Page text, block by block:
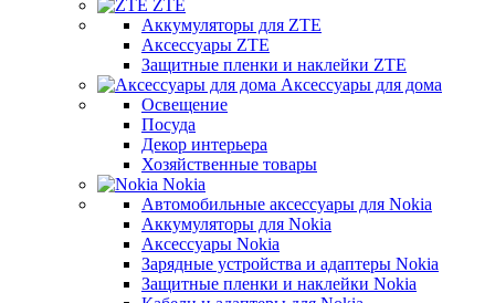
ZTE
Аккумуляторы для ZTE
Аксессуары ZTE
Защитные пленки и наклейки ZTE
Аксессуары для дома
Освещение
Посуда
Декор интерьера
Хозяйственные товары
Nokia
Автомобильные аксессуары для Nokia
Аккумуляторы для Nokia
Аксессуары Nokia
Зарядные устройства и адаптеры Nokia
Защитные пленки и наклейки Nokia